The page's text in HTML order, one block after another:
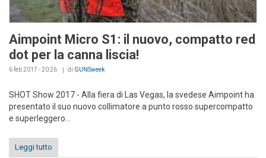
Aimpoint Micro S1: il nuovo, compatto red
dot per la canna liscia!
6 feb 2017 - 20:26 di GUNSweek
SHOT Show 2017 - Alla fiera di Las Vegas, la svedese Aimpoint ha
presentato il suo nuovo collimatore a punto rosso supercompatto
e superleggero...
Leggi tutto